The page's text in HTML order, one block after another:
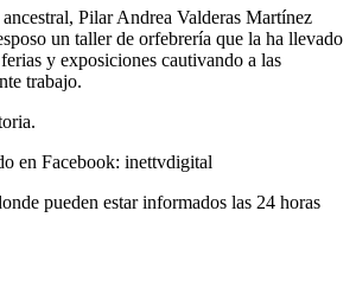
Pilar Andrea Valderas Martínez
un taller de orfebrería que la ha llevado
y exposiciones cautivando a las
trabajo.
en Facebook: inettvdigital
pueden estar informados las 24 horas